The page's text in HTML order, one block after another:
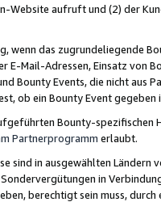
Website aufruft und (2) der
wenn das zugrundeliegende
E-Mail-Adressen, Einsatz von
Bounty Events, die nicht
ob ein Bounty Event
Bounty-spezifischen
Partnerprogramm erlaubt.
sind in ausgewählten Ländern
in
berechtigt sein muss,